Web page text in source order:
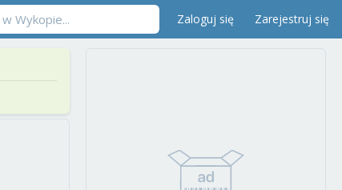
Zaloguj się Zarejestruj się